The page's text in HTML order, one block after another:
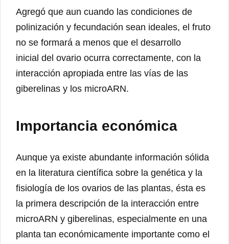
Agregó que aun cuando las condiciones de
polinización y fecundación sean ideales, el fruto
no se formará a menos que el desarrollo
inicial del ovario ocurra correctamente, con la
interacción apropiada entre las vías de las
giberelinas y los microARN.
Importancia económica
Aunque ya existe abundante información sólida
en la literatura científica sobre la genética y la
fisiología de los ovarios de las plantas, ésta es
la primera descripción de la interacción entre
microARN y giberelinas, especialmente en una
planta tan económicamente importante como el